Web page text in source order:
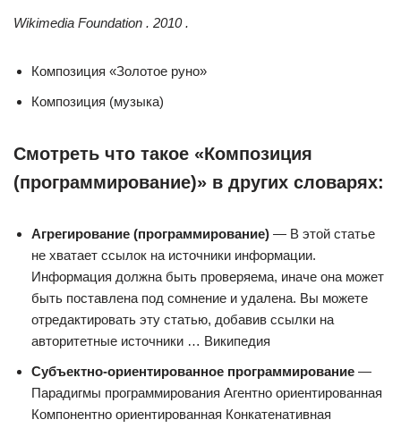
Wikimedia Foundation . 2010 .
Композиция «Золотое руно»
Композиция (музыка)
Смотреть что такое «Композиция
(программирование)» в других словарях:
Агрегирование (программирование) — В этой статье
не хватает ссылок на источники информации.
Информация должна быть проверяема, иначе она может
быть поставлена под сомнение и удалена. Вы можете
отредактировать эту статью, добавив ссылки на
авторитетные источники … Википедия
Субъектно-ориентированное программирование —
Парадигмы программирования Агентно ориентированная
Компонентно ориентированная Конкатенативная